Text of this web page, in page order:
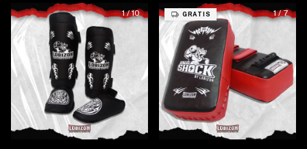
1/10 1/7
GRATIS